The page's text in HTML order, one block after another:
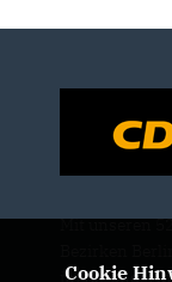
Mit unseren
im Berliner
Cookie